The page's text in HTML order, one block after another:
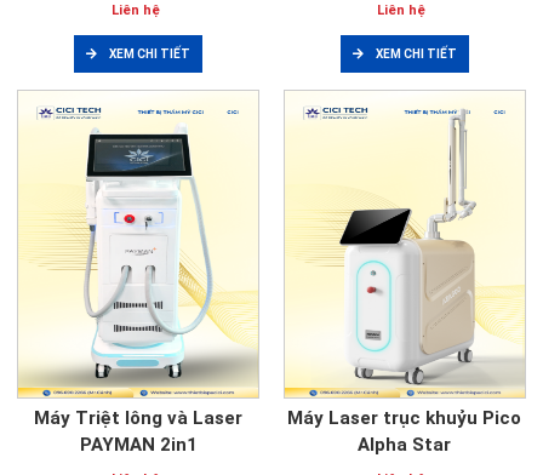
Liên hệ
XEM CHI TIẾT
Liên hệ
XEM CHI TIẾT
Máy Triệt lông và Laser
PAYMAN 2in1
Máy Laser trục khuỷu Pico
Alpha Star